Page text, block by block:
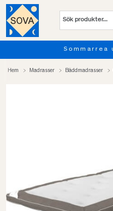
Sommarrea upp till 50%
Hem Madrasser Bäddmadrasser